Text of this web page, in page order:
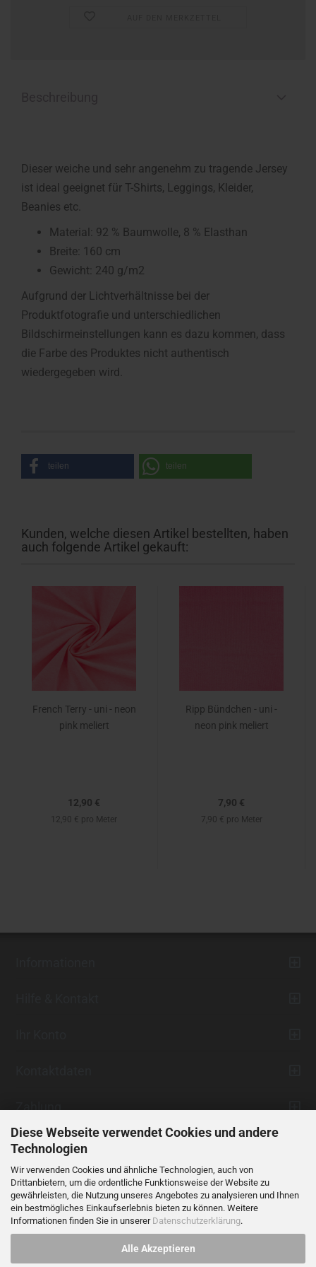
Diese Webseite verwendet Cookies und andere
Technologien
Wir verwenden Cookies und ähnliche Technologien, auch von
Drittanbietern, um die ordentliche Funktionsweise der Website zu
gewährleisten, die Nutzung unseres Angebotes zu analysieren und Ihnen
ein bestmögliches Einkaufserlebnis bieten zu können. Weitere
Informationen finden Sie in unserer Datenschutzerklärung.
Alle Akzeptieren
Dieser weiche und sehr angenehm zu tragende Jersey
ist ideal geeignet für T-Shirts, Leggings, Kleider,
Beanies etc.
Material: 92 % Baumwolle, 8 % Elasthan
Breite: 160 cm
Gewicht: 240 g/m2
Aufgrund der Lichtverhältnisse bei der
Produktfotografie und unterschiedlichen
Bildschirmeinstellungen kann es dazu kommen, dass
die Farbe des Produktes nicht authentisch
wiedergegeben wird.
teilen teilen
Kunden, welche diesen Artikel bestellten, haben
auch folgende Artikel gekauft:
French Terry - uni - neon
pink meliert
12,90 €
12,90 € pro Meter
Ripp Bündchen - uni -
neon pink meliert
7,90 €
7,90 € pro Meter
Zahlung
Vertrag widerrufen